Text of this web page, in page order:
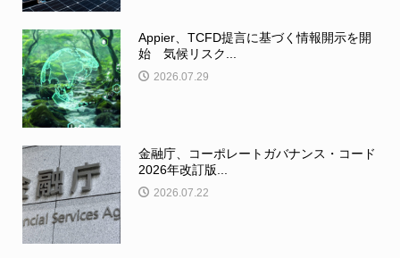
Appier、TCFD提言に基づく情報開示を開
始 気候リスク...
2026.07.29
金融庁、コーポレートガバナンス・コード
2026年改訂版...
2026.07.22